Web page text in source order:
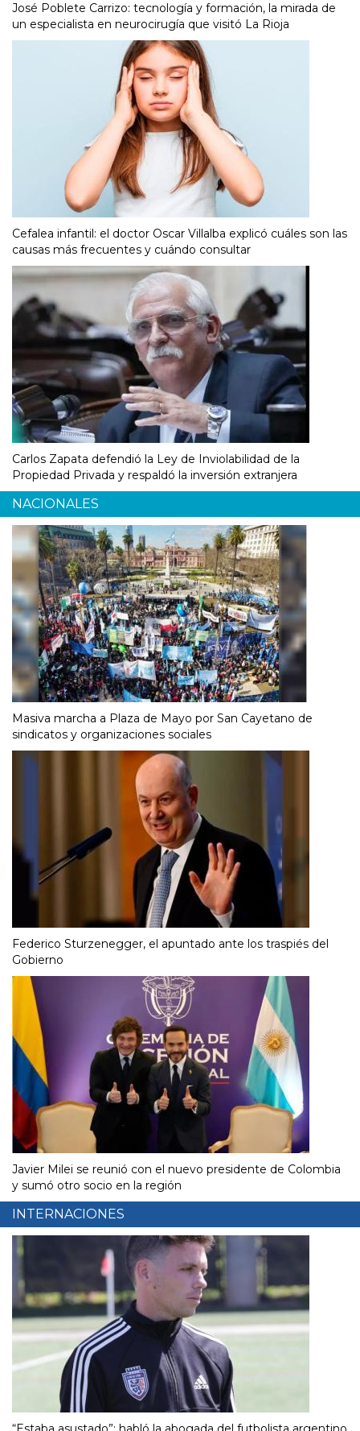
José Poblete Carrizo: tecnología y formación, la mirada de
un especialista en neurocirugía que visitó La Rioja
Cefalea infantil: el doctor Oscar Villalba explicó cuáles son las
causas más frecuentes y cuándo consultar
Carlos Zapata defendió la Ley de Inviolabilidad de la
Propiedad Privada y respaldó la inversión extranjera
NACIONALES
Masiva marcha a Plaza de Mayo por San Cayetano de
sindicatos y organizaciones sociales
Federico Sturzenegger, el apuntado ante los traspiés del
Gobierno
Javier Milei se reunió con el nuevo presidente de Colombia
y sumó otro socio en la región
INTERNACIONES